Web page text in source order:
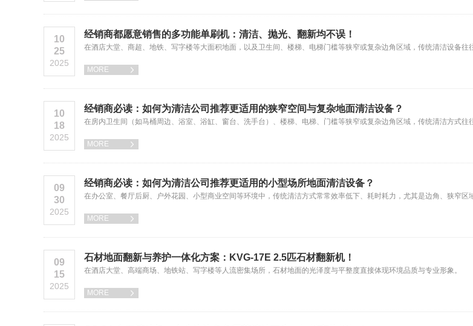
10
25
2025
经销商都愿意销售的多功能单刷机：清洁、抛光、翻新均不误！
在酒店大堂、商超、地铁、写字楼等大面积地面，以及卫生间、楼梯、电梯门槛等狭窄或复杂边角区域，传统清洁设备往
MORE 
10
18
2025
经销商必读：如何为清洁公司推荐更适用的狭窄空间与复杂地面清洁设备？
在房内卫生间（如马桶周边、浴室、浴缸、窗台、洗手台）、楼梯、电梯、门槛等狭窄或复杂边角区域，传统清洁方式往
MORE 
09
30
2025
经销商必读：如何为清洁公司推荐更适用的小型场所地面清洁设备？
在办公室、餐厅后厨、户外花园、小型商业空间等环境中，传统清洁方式常常效率低下、耗时耗力，尤其是边角、狭窄区
MORE 
09
15
2025
石材地面翻新与养护一体化方案：KVG-17E 2.5匹石材翻新机！
在酒店大堂、高端商场、地铁站、写字楼等人流密集场所，石材地面的光泽度与平整度直接体现环境品质与专业形象。
MORE 